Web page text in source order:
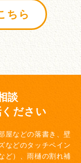
ちら
談
ださい
屋などの落書き、壁
などのタッチペイン
ど）、雨樋の割れ補